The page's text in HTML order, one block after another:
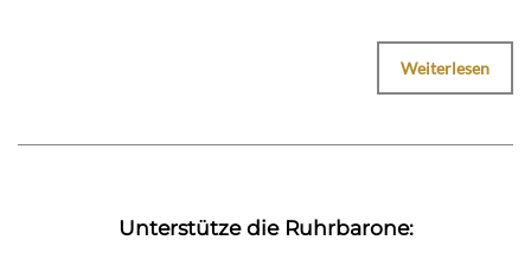
Weiterlesen
Unterstütze die Ruhrbarone: